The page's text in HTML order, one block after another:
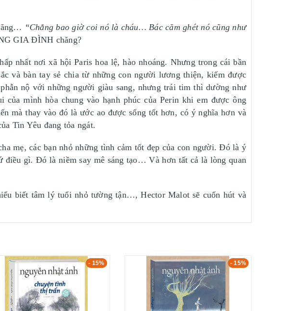
“Chẳng bao giờ coi nó là cháu… Bác căm ghét nó cũng như
GIA ĐÌNH chăng?
nhất nơi xã hội Paris hoa lệ, hào nhoáng. Nhưng trong cái bần
và bàn tay sẻ chia từ những con người lương thiện, kiếm được
nộ với những người giàu sang, nhưng trái tim thì dường như
mình hòa chung vào hạnh phúc của Perin khi em được ông
mà thay vào đó là ước ao được sống tốt hơn, có ý nghĩa hơn và
Tin Yêu đang tỏa ngát.
mẹ, các bạn nhỏ những tình cảm tốt đẹp của con người. Đó là ý
gì. Đó là niềm say mê sáng tạo… Và hơn tất cả là lòng quan
biết tâm lý tuổi nhỏ tường tận…, Hector Malot sẽ cuốn hút và
- 15% - 15%